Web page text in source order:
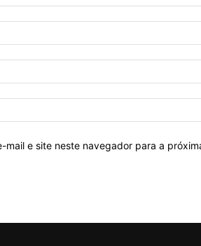
mail e site neste navegador para a